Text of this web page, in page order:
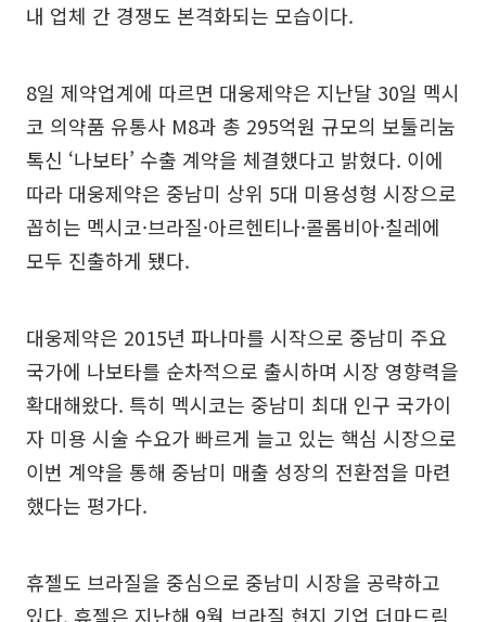
내 업체 간 경쟁도 본격화되는 모습이다.
8일 제약업계에 따르면 대웅제약은 지난달 30일 멕시
코 의약품 유통사 M8과 총 295억원 규모의 보툴리눔
톡신 ‘나보타’ 수출 계약을 체결했다고 밝혔다. 이에
따라 대웅제약은 중남미 상위 5대 미용성형 시장으로
꼽히는 멕시코·브라질·아르헨티나·콜롬비아·칠레에
모두 진출하게 됐다.
대웅제약은 2015년 파나마를 시작으로 중남미 주요
국가에 나보타를 순차적으로 출시하며 시장 영향력을
확대해왔다. 특히 멕시코는 중남미 최대 인구 국가이
자 미용 시술 수요가 빠르게 늘고 있는 핵심 시장으로
이번 계약을 통해 중남미 매출 성장의 전환점을 마련
했다는 평가다.
휴젤도 브라질을 중심으로 중남미 시장을 공략하고
있다. 휴젤은 지난해 9월 브라질 현지 기업 더마드림